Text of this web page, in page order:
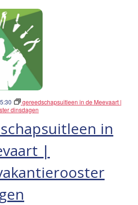
in
|
gereedschapsuitleen in de Meevaart |
dinsdagen